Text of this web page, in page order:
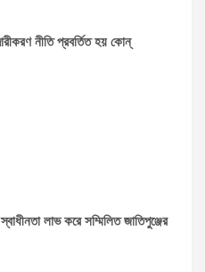
নীতি প্রবর্তিত হয় কোন্
লাভ করে সম্মিলিত জাতিপুঞ্জের